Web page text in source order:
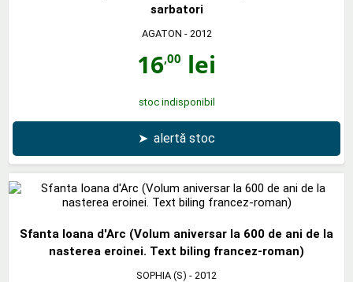
sarbatori
AGATON - 2012
16,00 lei
stoc indisponibil
➤ alertă stoc
Sfanta Ioana d'Arc (Volum aniversar la 600 de ani de la
nasterea eroinei. Text biling francez-roman)
SOPHIA (S) - 2012